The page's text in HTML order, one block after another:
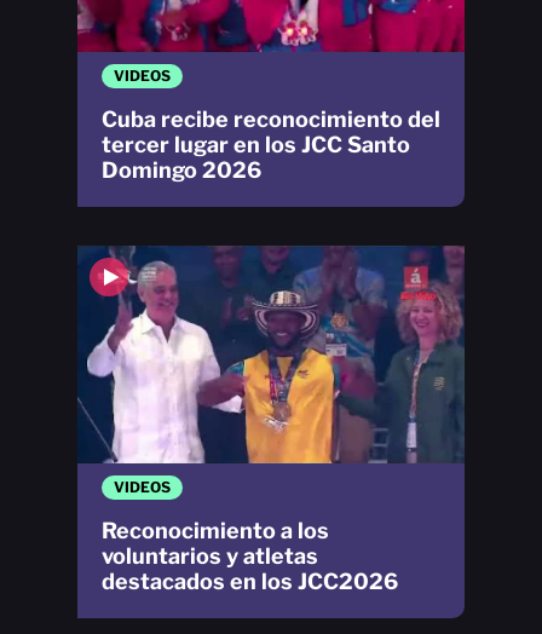
VIDEOS
Reconocimiento a los
voluntarios y atletas
destacados en los JCC2026
VIDEOS
Cuba recibe reconocimiento del
tercer lugar en los JCC Santo
Domingo 2026